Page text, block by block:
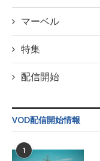
マーベル
特集
配信開始
VOD配信開始情報
1